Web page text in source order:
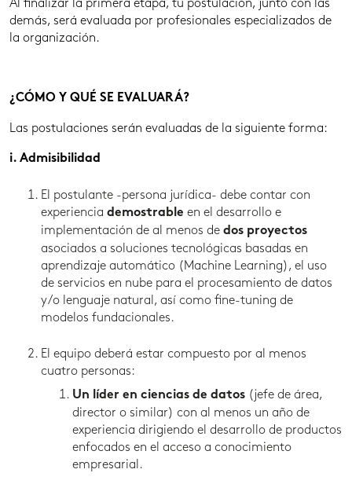
Al finalizar la primera etapa, tu postulación, junto con las
demás, será evaluada por profesionales especializados de
la organización.
¿CÓMO Y QUÉ SE EVALUARÁ?
Las postulaciones serán evaluadas de la siguiente forma:
i. Admisibilidad
El postulante -persona jurídica- debe contar con
experiencia demostrable en el desarrollo e
implementación de al menos de dos proyectos
asociados a soluciones tecnológicas basadas en
aprendizaje automático (Machine Learning), el uso
de servicios en nube para el procesamiento de datos
y/o lenguaje natural, así como fine-tuning de
modelos fundacionales.
El equipo deberá estar compuesto por al menos
cuatro personas:
Un líder en ciencias de datos (jefe de área,
director o similar) con al menos un año de
experiencia dirigiendo el desarrollo de productos
enfocados en el acceso a conocimiento
empresarial.